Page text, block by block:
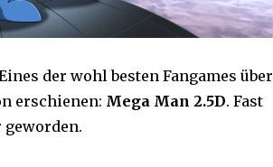
der wohl besten Fangames über
erschienen: Mega Man 2.5D. Fast